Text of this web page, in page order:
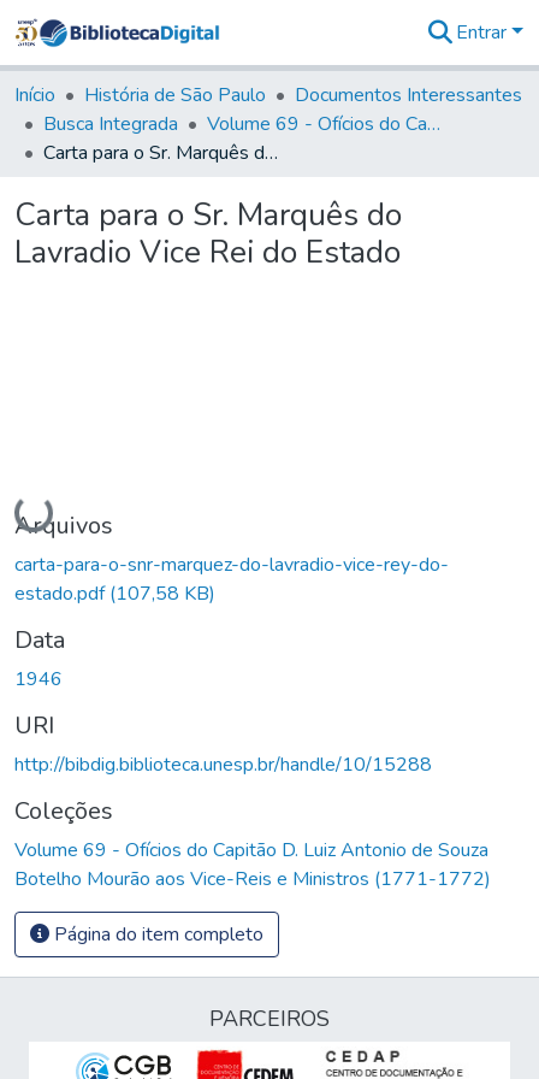
&
Coleções
Tudo na
Biblioteca
Estatísticas
Entrar
Início História de São Paulo
Documentos Interessantes
Busca Integrada
Volume 69 - Ofícios do Capitão D. Luiz Antonio de Souza Botelho Mourão aos Vice-Reis e Ministros (1771-1772)
Carta para o Sr. Marquês do Lavradio Vice Rei do Estado
Carta para o Sr. Marquês do
Lavradio Vice Rei do Estado
Carregando...
Arquivos
carta-para-o-snr-marquez-do-lavradio-vice-rey-do-
estado.pdf(107,58 KB)
Data
1946
URI
http://bibdig.biblioteca.unesp.br/handle/10/15288
Coleções
Volume 69 - Ofícios do Capitão D. Luiz Antonio de Souza
Botelho Mourão aos Vice-Reis e Ministros (1771-1772)
Página do item completo
PARCEIROS